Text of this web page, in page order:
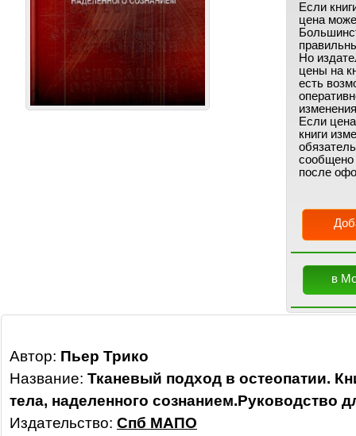
Если
цена
Но
цены на
есть
Если
книги
после
в
Автор: Пьер Трико
Название: Тканевый подход в остеопатии.
тела, наделенного сознанием.Руководство
Издательство: Спб МАПО